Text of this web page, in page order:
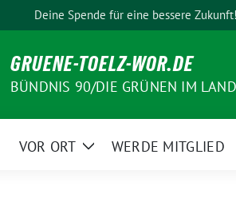
Deine Spende für eine bessere Zukunft!
GRUENE-TOELZ-WOR.DE
BÜNDNIS 90/DIE GRÜNEN IM
VOR ORT
ZeigeWERDE MITGLIED